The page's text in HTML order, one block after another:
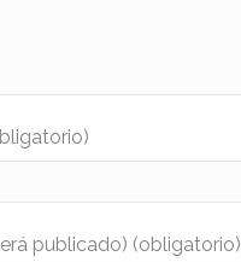
publicado) (obligatorio)